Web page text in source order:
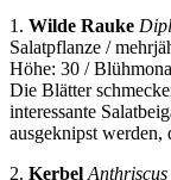
1. Wilde Rauke
Salatpflanze /
Höhe: 30 /
Die Blätter
interessante
ausgeknipst werden,
2. Kerbel